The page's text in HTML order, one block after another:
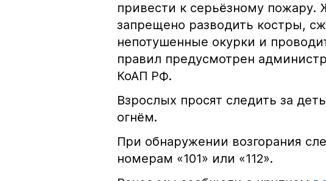
привести к серьёзному пожару.
запрещено разводить костры,
непотушенные окурки и
правил предусмотрен
КоАП РФ.
Взрослых просят следить за
огнём.
При обнаружении возгорания
номерам «101» или «112».